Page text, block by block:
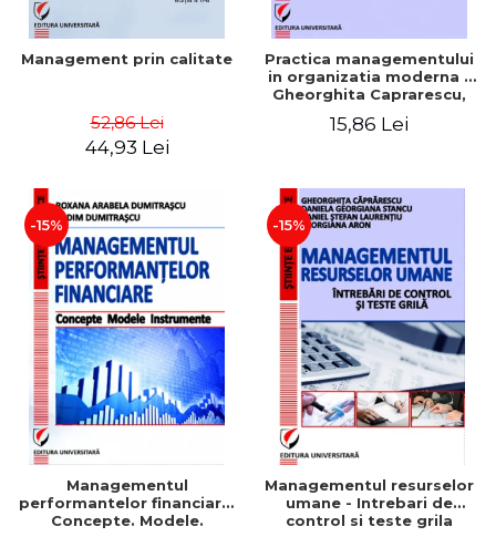
Management prin calitate
52,86 Lei
44,93 Lei
Practica managementului
in organizatia moderna -
Gheorghita Caprarescu,
Georgiana Aron
15,86 Lei
-15%
Managementul
performantelor financiare.
Concepte. Modele.
-15%
Managementul resurselor
umane - Intrebari de
control si teste grila